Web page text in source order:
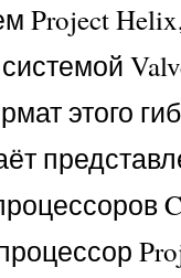
Project
этого